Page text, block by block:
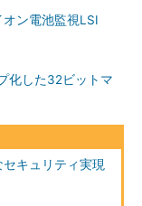
ン電池監視LSI
化した32ビットマ
キュリティ実現